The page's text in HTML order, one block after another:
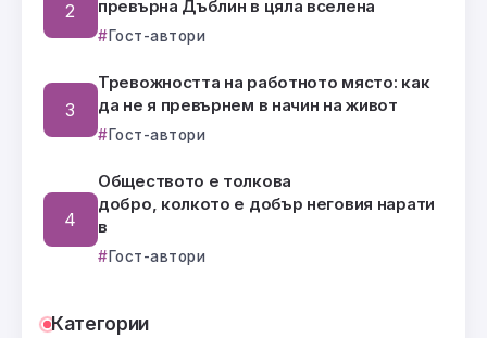
превърна Дъблин в цяла вселена
Гост-автори
Тревожността на работното място: как
да не я превърнем в начин на живот
Гост-автори
Обществото е толкова
добро, колкото е добър неговия нарати
в
Гост-автори
Категории